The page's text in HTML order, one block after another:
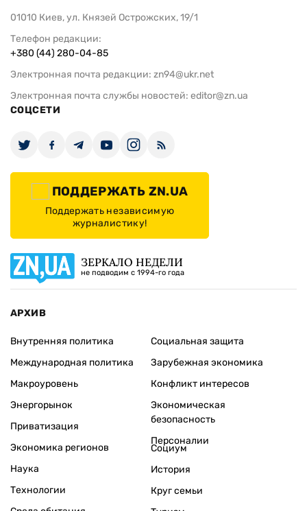
01010 Киев, ул. Князей Острожских, 19/1
Телефон редакции:
+380 (44) 280-04-85
Электронная почта редакции: zn94@ukr.net
Электронная почта службы новостей: editor@zn.ua
СОЦСЕТИ
ПОДДЕРЖАТЬ ZN.UA
Поддержать независимую
журналистику!
ЗЕРКАЛО НЕДЕЛИ
не подводим с 1994-го года
АРХИВ
Внутренняя политика
Международная политика
Макроуровень
Энергорынок
Приватизация
Экономика регионов
Социальная защита
Зарубежная экономика
Конфликт интересов
Экономическая
безопасность
Персоналии
Наука
Технологии
Социум
История
Круг семьи